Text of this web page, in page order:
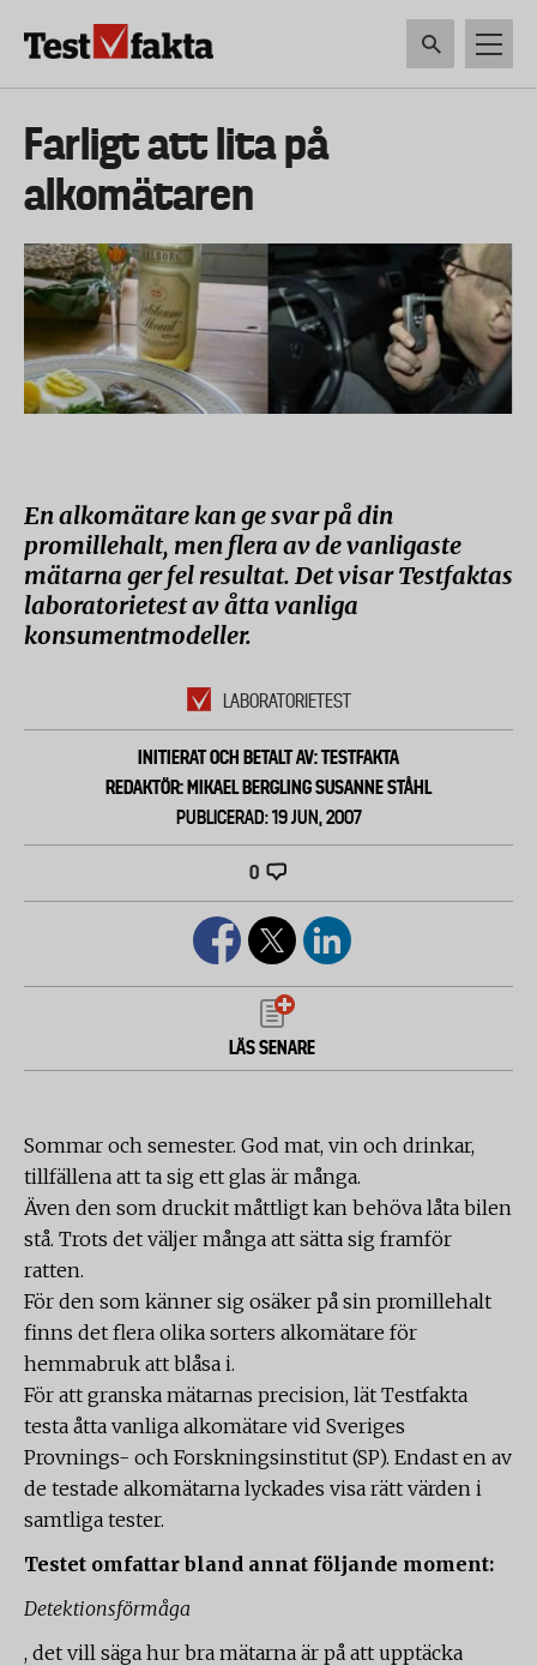
Huvudmeny
ny
Farligt att lita på
alkomätaren
En alkomätare kan ge svar på din
promillehalt, men flera av de vanligaste
mätarna ger fel resultat. Det visar Testfaktas
laboratorietest av åtta vanliga
konsumentmodeller.
LABORATORIETEST
INITIERAT OCH BETALT AV: TESTFAKTA
REDAKTÖR: MIKAEL BERGLING SUSANNE STÅHL
PUBLICERAD: 19 JUN, 2007
0
LÄS SENARE
Sommar och semester. God mat, vin och drinkar,
tillfällena att ta sig ett glas är många.
Även den som druckit måttligt kan behöva låta bilen
stå. Trots det väljer många att sätta sig framför
ratten.
För den som känner sig osäker på sin promillehalt
finns det flera olika sorters alkomätare för
hemmabruk att blåsa i.
För att granska mätarnas precision, lät Testfakta
testa åtta vanliga alkomätare vid Sveriges
Provnings- och Forskningsinstitut (SP). Endast en av
de testade alkomätarna lyckades visa rätt värden i
samtliga tester.
Testet omfattar bland annat följande moment:
Detektionsförmåga
, det vill säga hur bra mätarna är på att upptäcka